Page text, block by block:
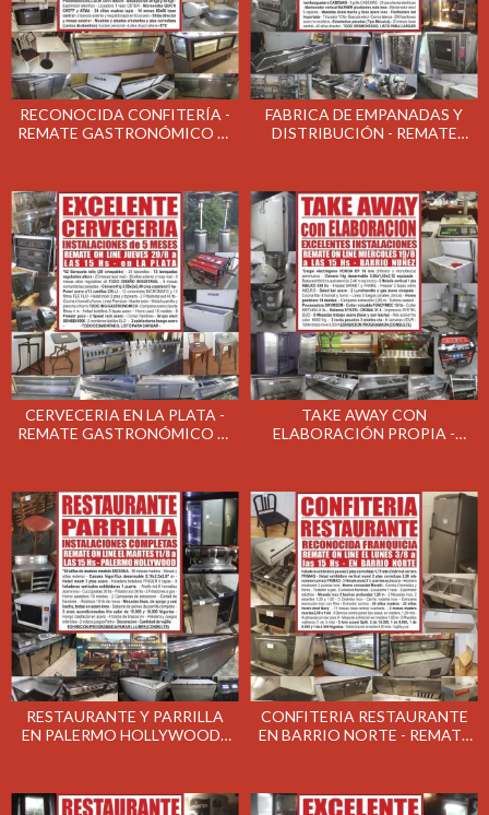
RECONOCIDA CONFITERÍA -
REMATE GASTRONÓMICO EL
FABRICA DE EMPANADAS Y
DISTRIBUCIÓN - REMATE
CERVECERIA EN LA PLATA -
REMATE GASTRONÓMICO EL
TAKE AWAY CON
ELABORACIÓN PROPIA -
RESTAURANTE Y PARRILLA
EN PALERMO HOLLYWOOD -
CONFITERIA RESTAURANTE
EN BARRIO NORTE - REMATE